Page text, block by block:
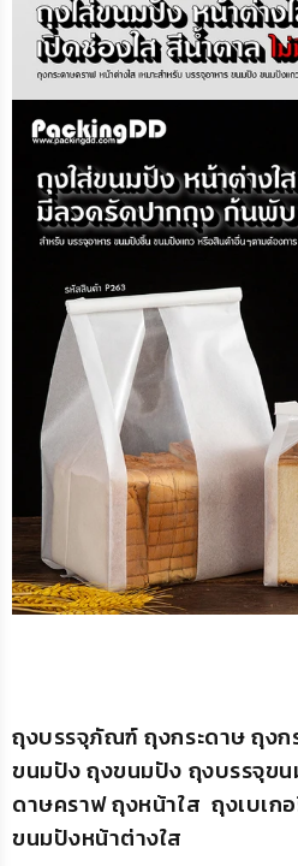
ถุงบรรจุภัณฑ์ ถุงกระดาษ ถุงก
ขนมปัง ถุงขนมปัง ถุงบรรจุข
ดาษคราฟ ถุงหน้าใส ถุงเบเก
ขนมปังหน้าต่างใส